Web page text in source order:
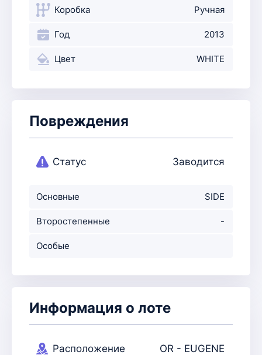
Коробка Ручная
Год 2013
Цвет WHITE
Повреждения
Статус Заводится
Основные
повреждения
SIDE
Второстепенные
повр-ния
-
Особые
Информация о лоте
Расположение
OR - EUGENE